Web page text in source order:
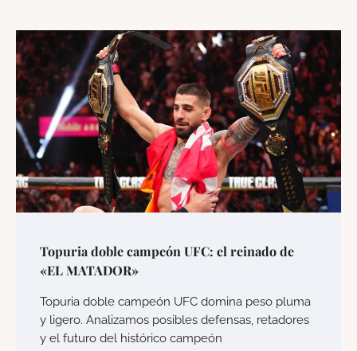
Topuria doble campeón UFC: el reinado de
«EL MATADOR»
Topuria doble campeón UFC domina peso pluma
y ligero. Analizamos posibles defensas, retadores
y el futuro del histórico campeón